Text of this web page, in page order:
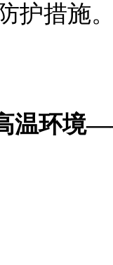
护措施
温环境